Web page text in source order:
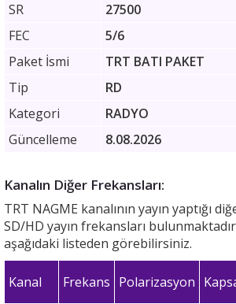
SR
27500
FEC
5/6
Paket İsmi
TRT BATI PAKET
Tip
RD
Kategori
RADYO
Güncelleme
8.08.2026
Kanalın Diğer Frekansları:
TRT NAGME kanalının yayın yaptığı
SD/HD yayın frekansları
aşağıdaki listeden görebilirsiniz.
Kanal Frekans Polarizasyon